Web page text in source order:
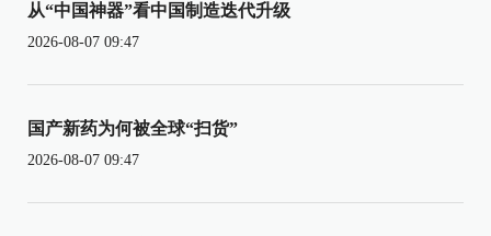
从“中国神器”看中国制造迭代升级
2026-08-07 09:47
国产新药为何被全球“扫货”
2026-08-07 09:47